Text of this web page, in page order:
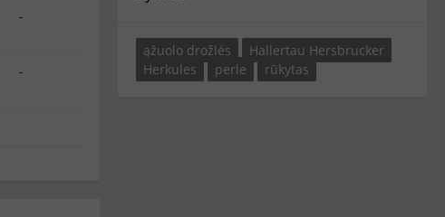
ąžuolo drožlės
Hallertau Hersbrucker
Herkules
perle rūkytas
-
-